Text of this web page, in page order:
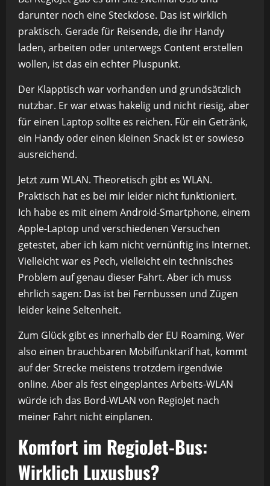
darunter noch eine Steckdose. Das ist wirklich
praktisch. Gerade für Reisende, die ihr Handy
laden, arbeiten oder unterwegs Content erstellen
wollen, ist das ein echter Pluspunkt.
Der Klapptisch war vorhanden und grundsätzlich
nutzbar. Er war etwas hakelig und nicht riesig, aber
für einen Laptop sollte es reichen. Für ein Getränk,
ein Handy oder einen kleinen Snack ist er sowieso
ausreichend.
Jetzt zum WLAN. Theoretisch gibt es WLAN.
Praktisch hat es bei mir leider nicht funktioniert.
Ich habe es mit einem Android-Smartphone, einem
Apple-Laptop und verschiedenen Versuchen
getestet, aber ich kam nicht vernünftig ins Internet.
Vielleicht war es Pech, vielleicht ein technisches
Problem auf genau dieser Fahrt. Aber ich muss
ehrlich sagen: Das ist bei Fernbussen und Zügen
leider keine Seltenheit.
Zum Glück gibt es innerhalb der EU Roaming. Wer
also einen brauchbaren Mobilfunktarif hat, kommt
auf der Strecke meistens trotzdem irgendwie
online. Aber als fest eingeplantes Arbeits-WLAN
würde ich das Bord-WLAN von RegioJet nach
meiner Fahrt nicht einplanen.
Komfort im RegioJet-Bus:
Wirklich Luxusbus?